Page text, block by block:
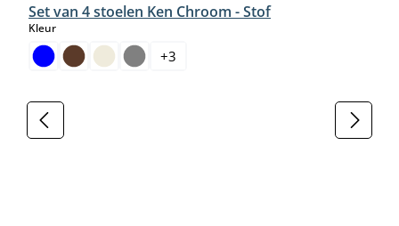
Set van 4 stoelen Ken Chroom - Stof
Kleurselect
+3